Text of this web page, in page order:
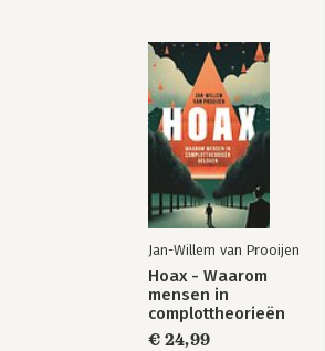
Jan-Willem van Prooijen
Hoax - Waarom
mensen in
complottheorieën
geloven
€ 24,99